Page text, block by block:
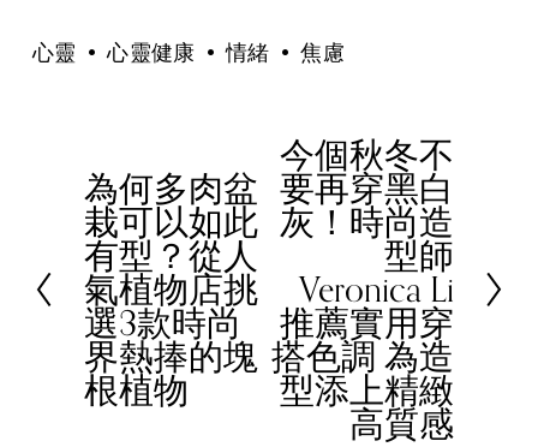
心靈 心靈健康 情緒 焦慮
P
r
e
v
i
o
u
為何多肉盆
栽可以如此
有型？從人
氣植物店挑
選3款時尚
界熱捧的塊
根植物
N今個秋冬不
要再穿黑白
灰！時尚造
型師
Veronica Li
推薦實用穿
搭色調 為造
型添上精緻
高質感